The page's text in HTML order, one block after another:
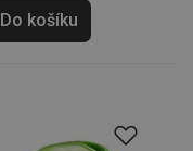
Do košíku